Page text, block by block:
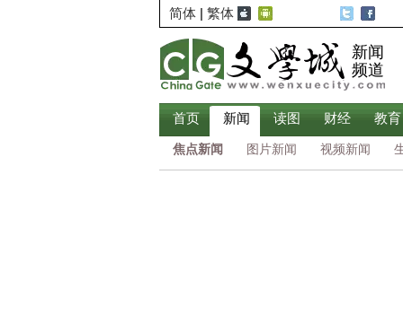
简体 | 繁体
新闻
频道
首页 新闻 读图 财经 教育
焦点新闻 图片新闻 视频新闻